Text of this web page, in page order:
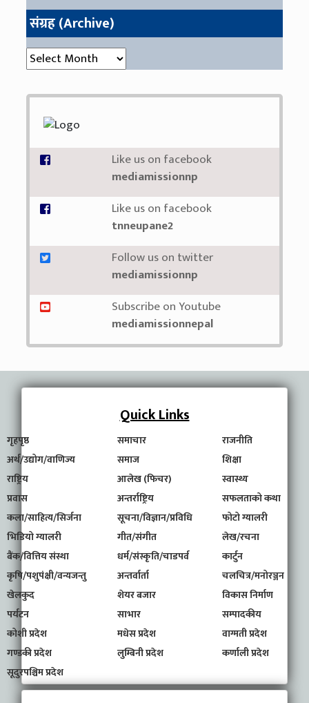
संग्रह (Archive)
संग्रह (Archive)
Like us on facebook
mediamissionnp
Like us on facebook
tnneupane2
Follow us on twitter
mediamissionnp
Subscribe on Youtube
mediamissionnepal
Quick Links
गृहपृष्ठ समाचार
राजनीति
अर्थ/उद्योग/वाणिज्य
समाज
शिक्षा
राष्ट्रिय
आलेख (फिचर)
स्वास्थ्य
प्रवास
अन्तर्राष्ट्रिय
सफलताको कथा
कला/साहित्य/सिर्जना
सूचना/विज्ञान/प्रविधि
फोटो ग्यालरी
भिडियो ग्यालरी
गीत/संगीत
लेख/रचना
बैंक/वित्तिय संस्था
धर्म/संस्कृति/चाडपर्व
कार्टुन
कृषि/पशुपंक्षी/वन्यजन्तु
अन्तर्वार्ता
चलचित्र/मनोरञ्जन
खेलकुद
शेयर बजार
विकास निर्माण
पर्यटन
साभार
सम्पादकीय
कोशी प्रदेश
मधेस प्रदेश
वाग्मती प्रदेश
गण्डकी प्रदेश
लुम्बिनी प्रदेश
कर्णाली प्रदेश
सूदुरपश्चिम प्रदेश